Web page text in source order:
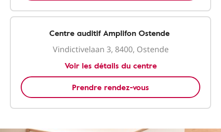
Centre auditif Amplifon Ostende
Vindictivelaan 3, 8400, Ostende
Voir les détails du centre
Prendre rendez-vous